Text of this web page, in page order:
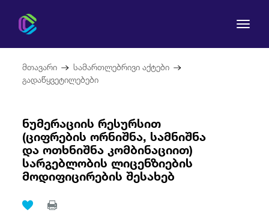
კომისია
მომხმარებლის უფლებები
რეგულირება
მთავარი სამართლებრივი აქტები
გადაწყვეტილებები
ნუმერაციის რესურსით
(ციფრების ორნიშნა, სამნიშნა
და ოთხნიშნა კომბინაციით)
სარგებლობის ლიცენზიების
მოდიფიცირების შესახებ